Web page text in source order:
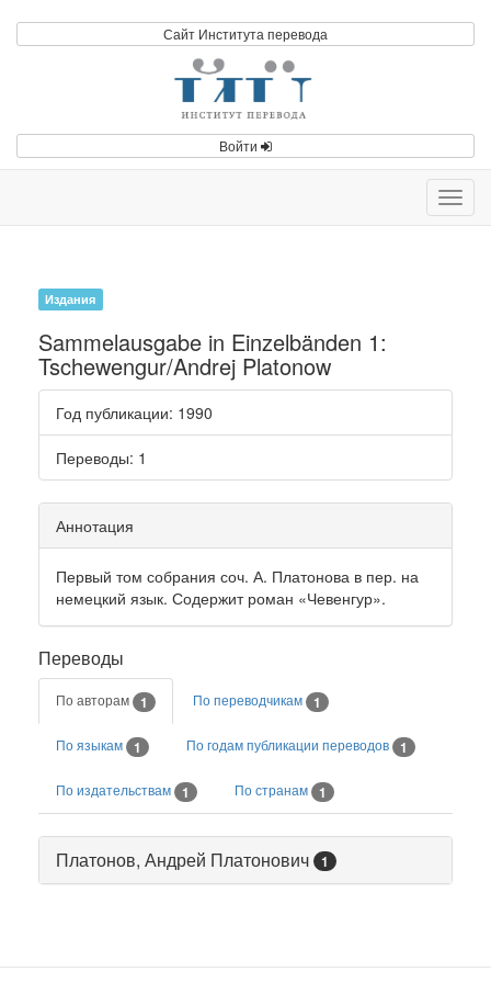
Сайт Института перевода
Войти
Издания
Sammelausgabe in Einzelbänden 1:
Tschewengur/Andrej Platonow
Год публикации: 1990
Переводы: 1
Аннотация
Первый том собрания соч. А. Платонова в пер. на
немецкий язык. Содержит роман «Чевенгур».
Переводы
По авторам 1 По переводчикам 1
По языкам 1 По годам публикации переводов 1
По издательствам 1 По странам 1
Платонов, Андрей Платонович 1